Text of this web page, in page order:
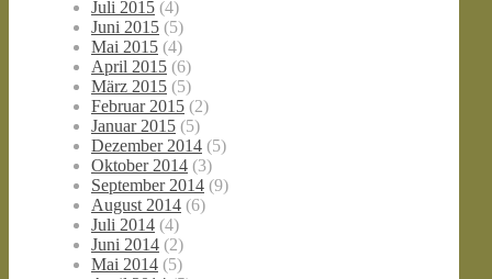
Juli 2015 (4)
Juni 2015 (5)
Mai 2015 (4)
April 2015 (6)
März 2015 (5)
Februar 2015 (2)
Januar 2015 (5)
Dezember 2014 (5)
Oktober 2014 (3)
September 2014 (9)
August 2014 (6)
Juli 2014 (4)
Juni 2014 (2)
Mai 2014 (5)